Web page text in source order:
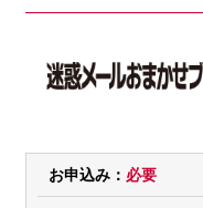
お申込み： 必要